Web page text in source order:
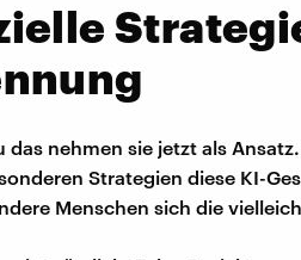
das nehmen sie jetzt als
Strategien diese KI-
Menschen sich die